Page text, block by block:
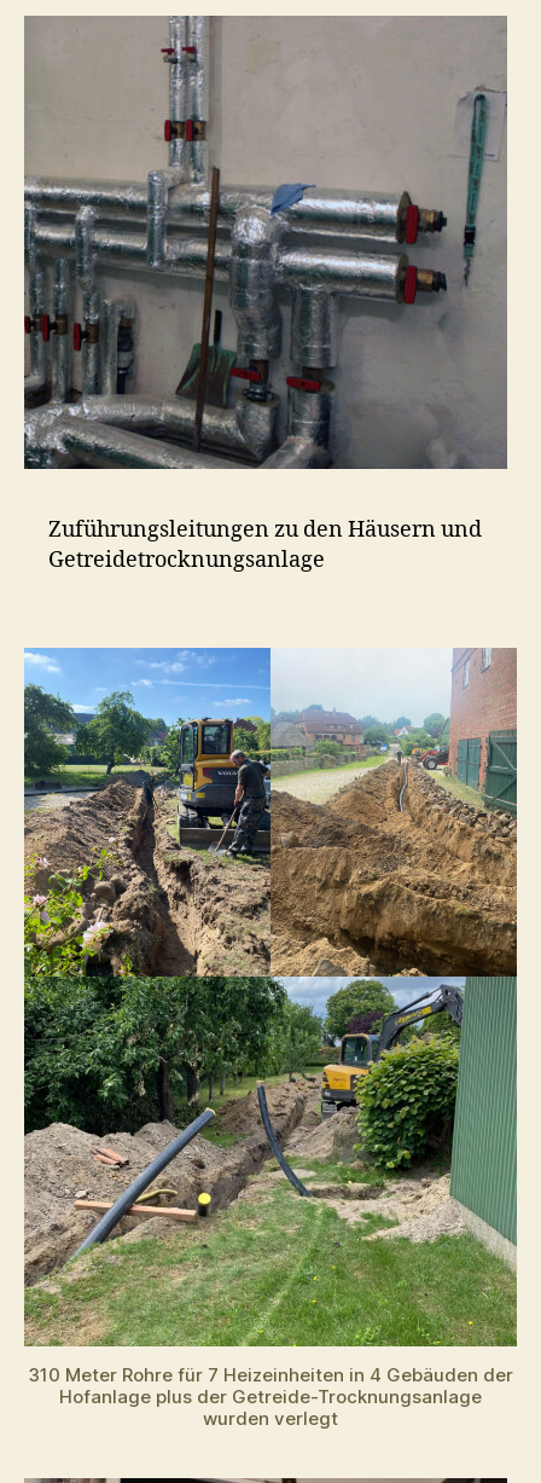
Zuführungsleitungen zu den Häusern und
Getreidetrocknungsanlage
310 Meter Rohre für 7 Heizeinheiten in 4 Gebäuden der
Hofanlage plus der Getreide-Trocknungsanlage
wurden verlegt